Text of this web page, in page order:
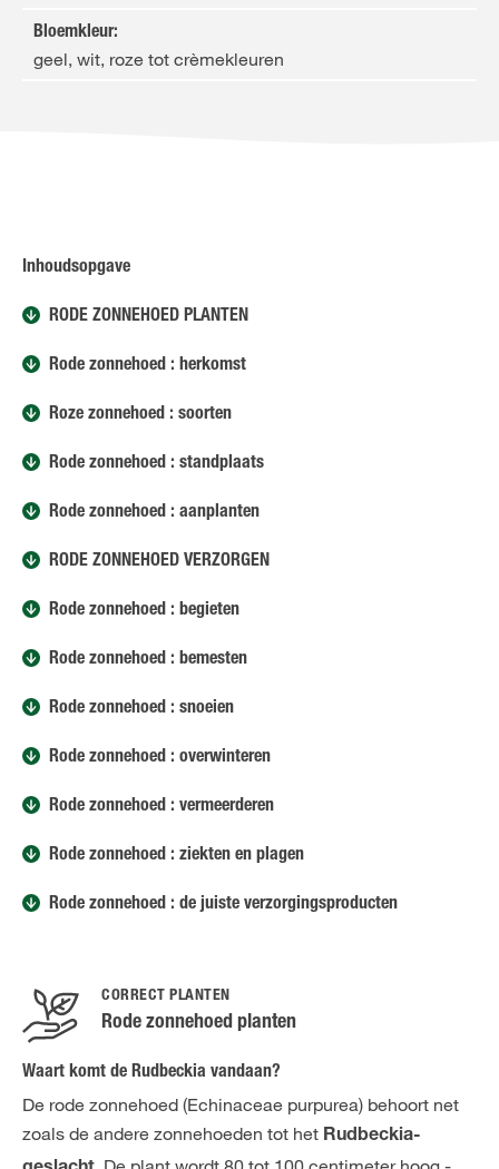
Bloemkleur:
geel, wit, roze tot crèmekleuren
Inhoudsopgave
RODE ZONNEHOED PLANTEN
Rode zonnehoed : herkomst
Roze zonnehoed : soorten
Rode zonnehoed : standplaats
Rode zonnehoed : aanplanten
RODE ZONNEHOED VERZORGEN
Rode zonnehoed : begieten
Rode zonnehoed : bemesten
Rode zonnehoed : snoeien
Rode zonnehoed : overwinteren
Rode zonnehoed : vermeerderen
Rode zonnehoed : ziekten en plagen
Rode zonnehoed : de juiste verzorgingsproducten
CORRECT PLANTEN
Rode zonnehoed planten
Waart komt de Rudbeckia vandaan?
De rode zonnehoed (Echinaceae purpurea) behoort net
zoals de andere zonnehoeden tot het Rudbeckia-